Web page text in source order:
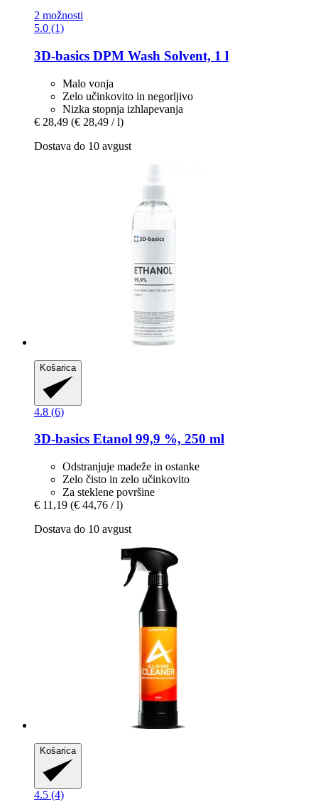
2 možnosti
5.0 (1)
3D-basics DPM Wash Solvent, 1 l
Malo vonja
Zelo učinkovito in negorljivo
Nizka stopnja izhlapevanja
€ 28,49 (€ 28,49 / l)
Dostava do 10 avgust
Košarica
4.8 (6)
3D-basics Etanol 99,9 %, 250 ml
Odstranjuje madeže in ostanke
Zelo čisto in zelo učinkovito
Za steklene površine
€ 11,19 (€ 44,76 / l)
Dostava do 10 avgust
Košarica
4.5 (4)